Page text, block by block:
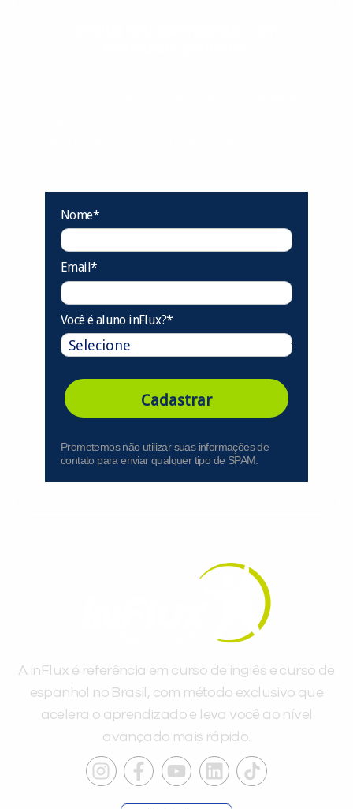
Nome*
Email*
Você é aluno inFlux?*
Cadastrar
Prometemos não utilizar suas informações de
contato para enviar qualquer tipo de SPAM.
A inFlux é referência em curso de inglês e curso de
espanhol no Brasil, com método exclusivo que
acelera o aprendizado e leva você ao nível
avançado mais rápido.